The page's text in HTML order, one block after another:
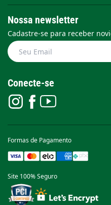
Nossa newsletter
Cadastre-se para receber
Conecte-se
Formas de Pagamento
Site 100% Seguro